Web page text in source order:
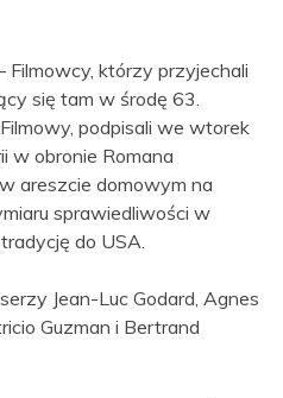
Filmowcy, którzy przyjechali
się tam w środę 63.
podpisali we wtorek
w obronie Romana
areszcie domowym na
sprawiedliwości w
do USA.
Jean-Luc Godard, Agnes
Guzman i Bertrand